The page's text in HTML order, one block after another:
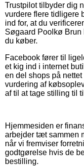
Trustpilot tilbyder dig
vurdere flere tidligere
ind for, at du
Søgaard Poolkø Brun
du køber.
Facebook fører til
et kig ind i internet
en del shops på
vurdering af
af til at tage stilling til
Hjemmesiden er
arbejder tæt sammen
når vi fremviser
godtgørelse hvis de
bestilling.